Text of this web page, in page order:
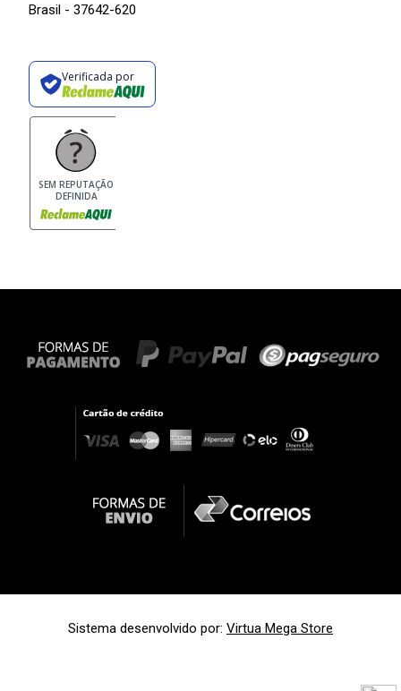
Brasil - 37642-620
Verificada por
SEM REPUTAÇÃO
DEFINIDA
Sistema desenvolvido por: Virtua Mega Store